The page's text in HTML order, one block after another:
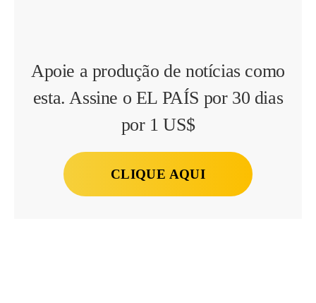
Apoie a produção de notícias como
esta. Assine o EL PAÍS por 30 dias
por 1 US$
CLIQUE AQUI